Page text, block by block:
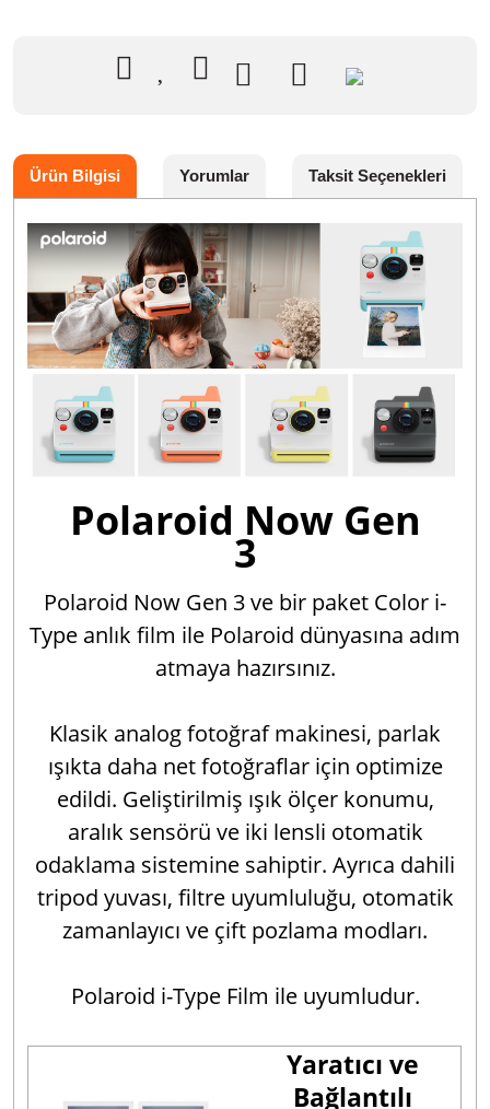
Ürün Bilgisi Yorumlar Taksit Seçenekleri
Polaroid Now Gen
3
Polaroid Now Gen 3 ve bir paket Color i-
Type anlık film ile Polaroid dünyasına adım
atmaya hazırsınız.
Klasik analog fotoğraf makinesi, parlak
ışıkta daha net fotoğraflar için optimize
edildi. Geliştirilmiş ışık ölçer konumu,
aralık sensörü ve iki lensli otomatik
odaklama sistemine sahiptir. Ayrıca dahili
tripod yuvası, filtre uyumluluğu, otomatik
zamanlayıcı ve çift pozlama modları.
Polaroid i-Type Film ile uyumludur.
Yaratıcı ve
Bağlantılı